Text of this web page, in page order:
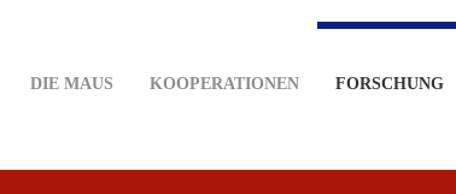
DIE MAUS KOOPERATIONEN FORSCHUNG